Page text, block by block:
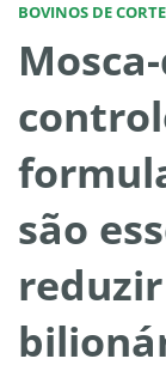
BOVINOS DE CORTE
são